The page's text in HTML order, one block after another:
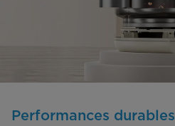
Performances durables